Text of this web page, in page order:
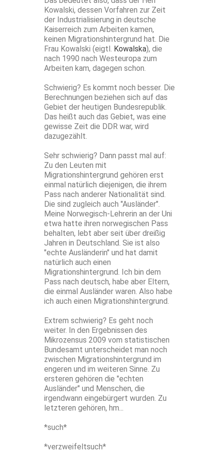
Kowalski, dessen Vorfahren zur Zeit
der Industrialisierung in deutsche
Kaiserreich zum Arbeiten kamen,
keinen Migrationshintergrund hat. Die
Frau Kowalski (eigtl. Kowalska), die
nach 1990 nach Westeuropa zum
Arbeiten kam, dagegen schon.
Schwierig? Es kommt noch besser. Die
Berechnungen beziehen sich auf das
Gebiet der heutigen Bundesrepublik.
Das heißt auch das Gebiet, was eine
gewisse Zeit die DDR war, wird
dazugezählt.
Sehr schwierig? Dann passt mal auf:
Zu den Leuten mit
Migrationshintergrund gehören erst
einmal natürlich diejenigen, die ihrem
Pass nach anderer Nationalität sind.
Die sind zugleich auch "Ausländer".
Meine Norwegisch-Lehrerin an der Uni
etwa hatte ihren norwegischen Pass
behalten, lebt aber seit über dreißig
Jahren in Deutschland. Sie ist also
"echte Ausländerin" und hat damit
natürlich auch einen
Migrationshintergrund. Ich bin dem
Pass nach deutsch, habe aber Eltern,
die einmal Ausländer waren. Also habe
ich auch einen Migrationshintergrund.
Extrem schwierig? Es geht noch
weiter. In den Ergebnissen des
Mikrozensus 2009 vom statistischen
Bundesamt unterscheidet man noch
zwischen Migrationshintergrund im
engeren und im weiteren Sinne. Zu
ersteren gehören die "echten
Ausländer" und Menschen, die
irgendwann eingebürgert wurden. Zu
letzteren gehören, hm...
*such*
*verzweifeltsuch*